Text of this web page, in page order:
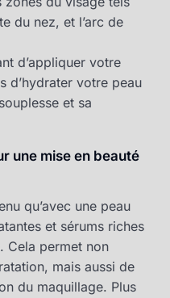
du nez, et l’arc de
d’appliquer votre
d’hydrater votre peau
et sa
une mise en beauté
qu’avec une peau
et sérums riches
Cela permet non
mais aussi de
du maquillage. Plus